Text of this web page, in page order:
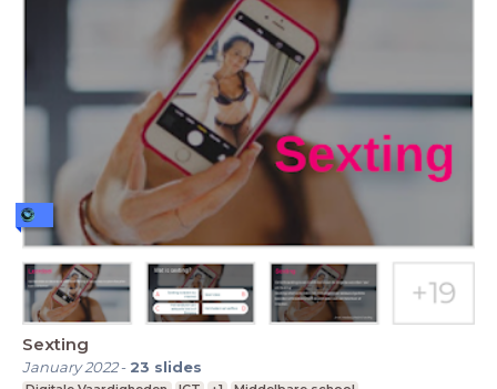
Sexting
January 2022- 23 slides